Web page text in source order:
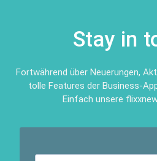
Stay in
Fortwährend über Neuerungen,
tolle Features der Business-
Einfach unsere